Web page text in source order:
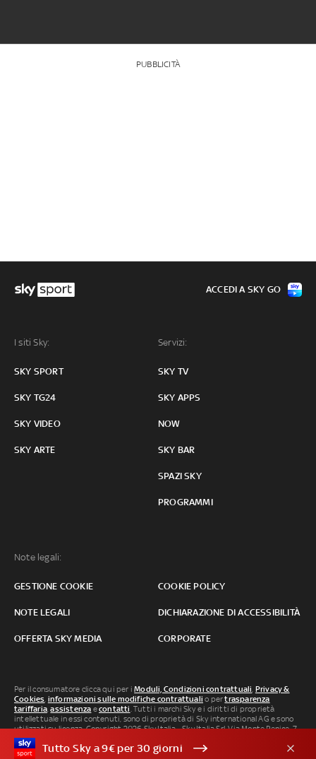
PUBBLICITÀ
I siti Sky:
SKY SPORT
SKY TG24
SKY VIDEO
SKY ARTE
Servizi:
SKY TV
SKY APPS
NOW
SKY BAR
SPAZI SKY
PROGRAMMI
Note legali:
GESTIONE COOKIE COOKIE POLICY
NOTE LEGALI DICHIARAZIONE DI ACCESSIBILITÀ
OFFERTA SKY MEDIA CORPORATE
ACCEDI A SKY GO
Per il consumatore clicca qui per iModuli, Condizioni contrattuali, Privacy &
Cookies, informazioni sulle modifiche contrattuali o pertrasparenza
tariffaria,assistenza econtatti. Tutti i marchi Sky e i diritti di proprietà
intellettuale in essi contenuti, sono di proprietà di Sky international AG e sono
utilizzati su licenza. Copyright 2026 Sky Italia - Sky Italia Srl Via Monte Penice, 7 -
20138 Milano P.IVA 04619241005. SkyTG24: ISSN 3035-1537 e SkySport: ISSN
3035-1545.Segnalazione Abusi
Tutto Sky a 9€ per 30 giorni